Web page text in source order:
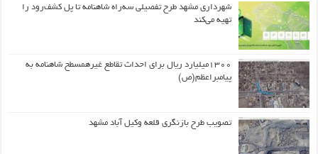
شهرداری مشهد طرح تفصیلی سه‌راه شاهنامه تا پل کشف‌رود را
تهیه می‌کند
۱۳۰۰میلیارد ریال برای احداث تقاطع غیرهمسطح شاهنامه به
پیامبراعظم(ص)
تصویب طرح بازنگری قلعه وکیل آباد مشهد